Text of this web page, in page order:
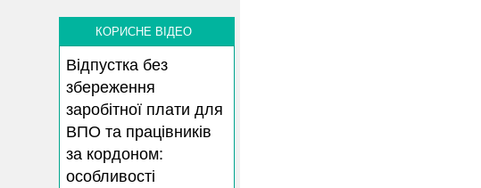
КОРИСНЕ ВІДЕО
Відпустка без
збереження
заробітної плати для
ВПО та працівників
за кордоном:
особливості